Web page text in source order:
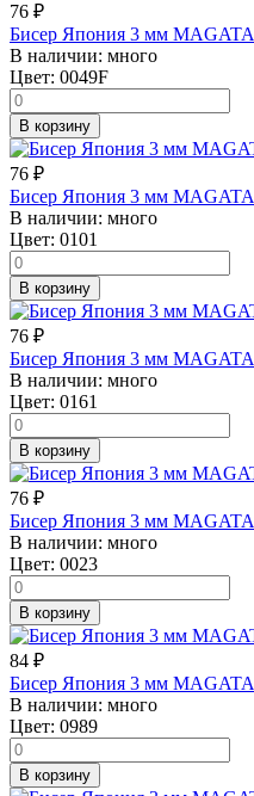
76 ₽
Бисер Япония 3 мм
В наличии: много
Цвет: 0049F
В корзину
76 ₽
Бисер Япония 3 мм
В наличии: много
Цвет: 0101
В корзину
76 ₽
Бисер Япония 3 мм
В наличии: много
Цвет: 0161
В корзину
76 ₽
Бисер Япония 3 мм
В наличии: много
Цвет: 0023
В корзину
84 ₽
Бисер Япония 3 мм
В наличии: много
Цвет: 0989
В корзину